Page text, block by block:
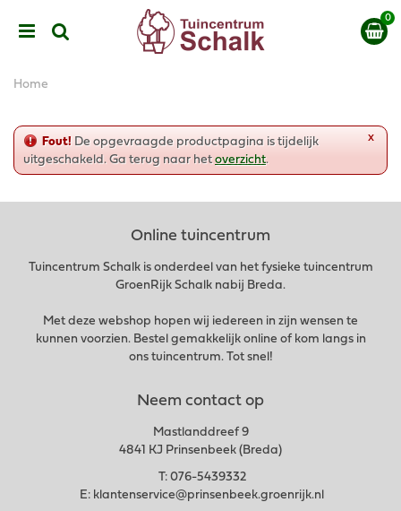
n
Home
x
Fout! De opgevraagde productpagina is tijdelijk
uitgeschakeld. Ga terug naar hetoverzicht.
Online tuincentrum
Tuincentrum Schalk is onderdeel van het fysieke tuincentrum
GroenRijk Schalk nabij Breda.
Met deze webshop hopen wij iedereen in zijn wensen te
kunnen voorzien. Bestel gemakkelijk online of kom langs in
ons tuincentrum. Tot snel!
Neem contact op
Mastlanddreef 9
4841 KJ Prinsenbeek (Breda)
T: 076-5439332
E: klantenservice@prinsenbeek.groenrijk.nl